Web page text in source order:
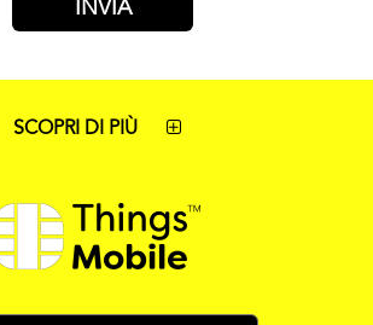
SCOPRI DI PIÙ